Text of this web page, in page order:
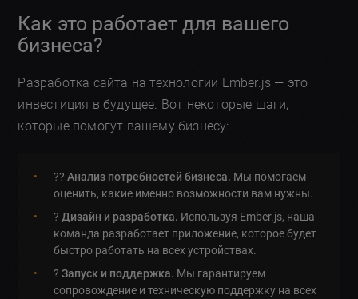
Как это работает для вашего
бизнеса?
Разработка сайта на технологии Ember.js — это
инвестиция в будущее. Вот некоторые шаги,
которые помогут вашему бизнесу:
?‍?Анализ потребностей бизнеса. Мы помогаем
оценить, какие именно возможности вам нужны.
?️Дизайн и разработка. Используя Ember.js, наша
команда разработает приложение, которое будет
быстро работать на всех устройствах.
?Запуск и поддержка. Мы гарантируем
сопровождение и техническую поддержку на всех